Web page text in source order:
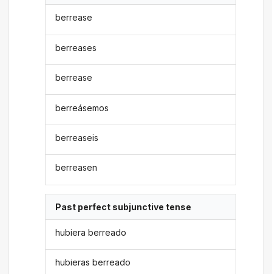
berrease
berreases
berrease
berreásemos
berreaseis
berreasen
Past perfect subjunctive tense
hubiera berreado
hubieras berreado